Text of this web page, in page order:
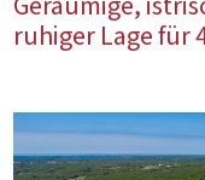
ruhiger Lage für